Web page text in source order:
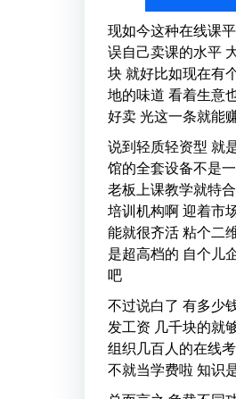
现如今这种在线课
误自己卖课的水平
块 就好比如现在有
地的味道 看着生意
好卖 光这一条就能
说到轻质轻资型 就
馆的全套设备不是
老板上课教学就特
培训机构啊 迎着市
能就很齐活 粘个二
是超高档的 自个儿
吧
不过说白了 有多少
发工资 几千块的就
组织几百人的在线
不就当学费啦 知识